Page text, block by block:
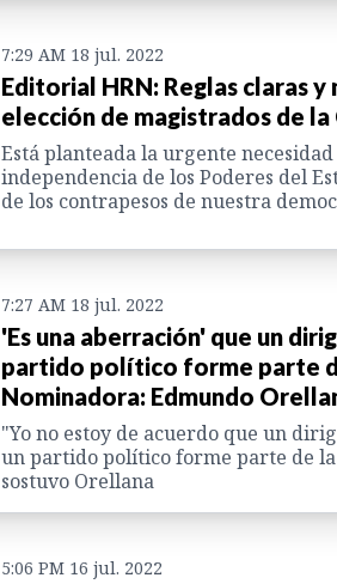
7:29 AM 18 jul. 2022
Editorial HRN: Reglas claras
elección de magistrados de
Está planteada la urgente
independencia de los Poderes del
de los contrapesos de nuestra
7:27 AM 18 jul. 2022
'Es una aberración' que un
partido político forme parte
Nominadora: Edmundo
"Yo no estoy de acuerdo que un
un partido político forme parte de
sostuvo Orellana
5:06 PM 16 jul. 2022